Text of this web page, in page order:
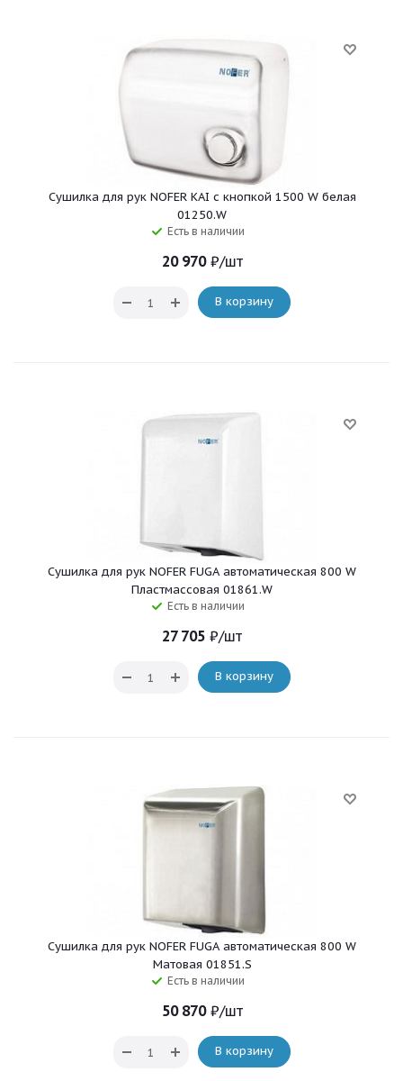
Сушилка для рук NOFER KAI c кнопкой 1500 W белая
01250.W
Есть в наличии
20 970₽/шт
В корзину
Сушилка для рук NOFER FUGA автоматическая 800 W
Пластмассовая 01861.W
Есть в наличии
27 705 ₽/шт
В корзину
Сушилка для рук NOFER FUGA автоматическая 800 W
Матовая 01851.S
Есть в наличии
50 870₽/шт
В корзину